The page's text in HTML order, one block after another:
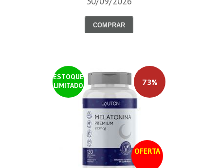
COMPRAR
ESTOQUE
LIMITADO
OFERTA
73%